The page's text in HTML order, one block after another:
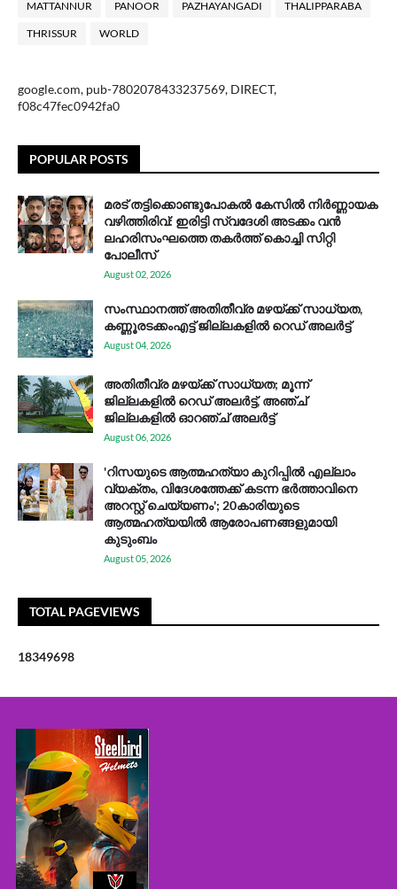
MATTANNUR PANOOR PAZHAYANGADI THALIPPARABA
THRISSUR WORLD
google.com, pub-7802078433237569, DIRECT,
f08c47fec0942fa0
POPULAR POSTS
മരട് തട്ടിക്കൊണ്ടുപോകൽ കേസിൽ നിർണ്ണായക
വഴിത്തിരിവ്: ഇരിട്ടി സ്വദേശി അടക്കം വൻ
ലഹരിസംഘത്തെ തകർത്ത് കൊച്ചി സിറ്റി
പോലീസ്
August 02, 2026
സം​സ്ഥാ​ന​ത്ത് അ​തി​തീ​വ്ര മ​ഴ​യ്ക്ക് സാ​ധ്യ​ത,
കണ്ണൂരടക്കംഎ​ട്ട് ജി​ല്ല​ക​ളി​ൽ റെ​ഡ് അ​ലർ​ട്ട്
August 04, 2026
അതിതീവ്ര മഴയ്ക്ക് സാധ്യത; മൂന്ന്
ജില്ലകളിൽ റെഡ് അലർട്ട്, അഞ്ച്
ജില്ലകളിൽ ഓറഞ്ച് അലർട്ട്
August 06, 2026
'റിസയുടെ ആത്മഹത്യാ കുറിപ്പിൽ എല്ലാം
വ്യക്തം, വിദേശത്തേക്ക് കടന്ന ഭർത്താവിനെ
അറസ്റ്റ് ചെയ്യണം'; 20കാരിയുടെ
ആത്മഹത്യയിൽ ആരോപണങ്ങളുമായി
കുടുംബം
August 05, 2026
TOTAL PAGEVIEWS
18349698